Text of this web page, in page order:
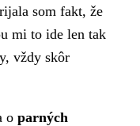
som fakt, že
mi to ide len tak
vždy skôr
o parných